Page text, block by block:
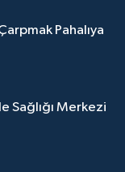
Pahalıya
Sağlığı Merkezi